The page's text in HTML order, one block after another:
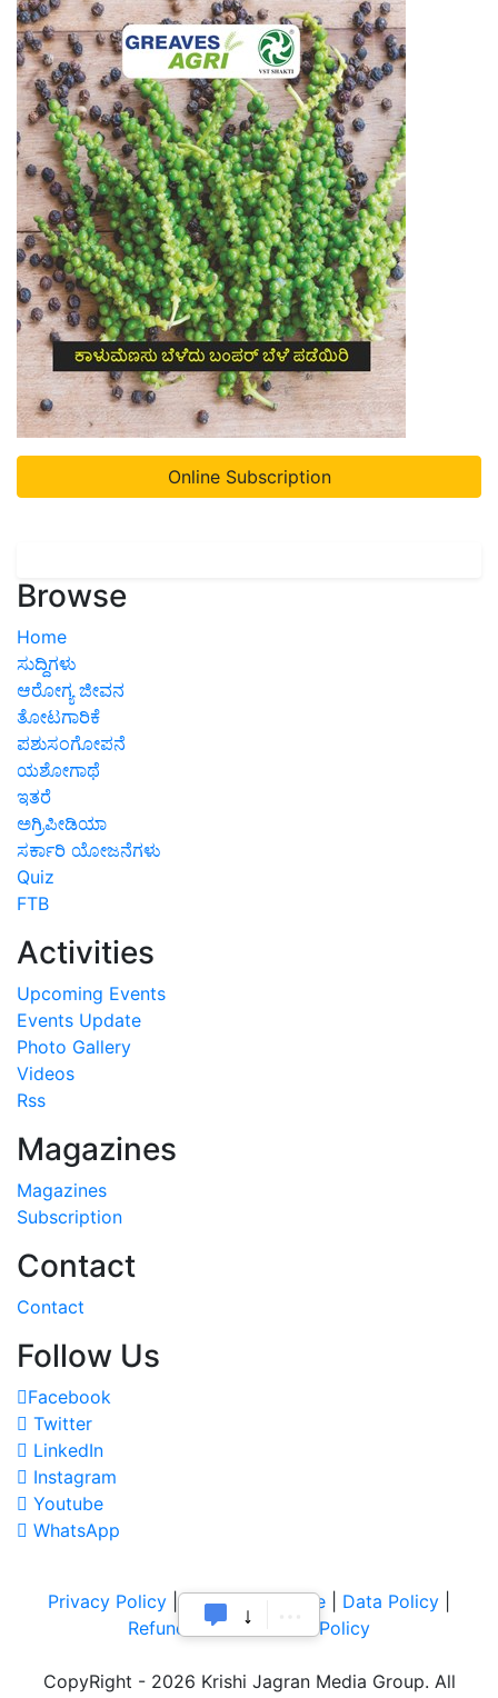
Online Subscription
Browse
Home
ಸುದ್ದಿಗಳು
ಆರೋಗ್ಯ ಜೀವನ
ತೋಟಗಾರಿಕೆ
ಪಶುಸಂಗೋಪನೆ
ಯಶೋಗಾಥೆ
ಇತರೆ
ಅಗ್ರಿಪೀಡಿಯಾ
ಸರ್ಕಾರಿ ಯೋಜನೆಗಳು
Quiz
FTB
Activities
Upcoming Events
Events Update
Photo Gallery
Videos
Rss
Magazines
Magazines
Subscription
Contact
Contact
Follow Us
Facebook
Twitter
LinkedIn
Instagram
Youtube
WhatsApp
Privacy Policy |Terms of Service Data Policy
Refund & Cancellation Policy
CopyRight - 2026 Krishi Jagran Media Group. All